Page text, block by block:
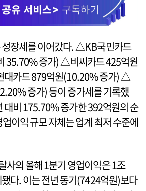
성장세를 이어갔다. △KB국민카드
35.70% 증가) △비씨카드 425억원
카드 879억원(10.20% 증가) △
증가) 등이 증가세를 기록했
대비 175.70% 증가한 392억원의 순
이익 규모 자체는 업계 최저 수준에
사의 올해 1분기 영업이익은 1조
다. 이는 전년 동기(7424억원)보다